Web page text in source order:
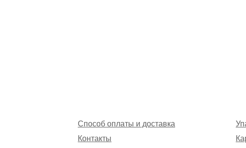
Способ оплаты и доставка
Контакты